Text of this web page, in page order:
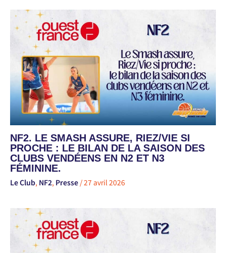
NF2. LE SMASH ASSURE, RIEZ/VIE SI
PROCHE : LE BILAN DE LA SAISON DES
CLUBS VENDÉENS EN N2 ET N3
FÉMININE.
Le Club, NF2, Presse /27 avril 2026